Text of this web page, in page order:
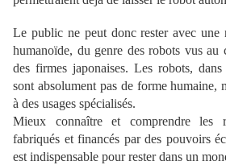
Le public ne peut donc rester avec une
humanoïde, du genre des robots vus au
des firmes japonaises. Les robots,
sont absolument pas de forme humaine,
à des usages spécialisés.
Mieux connaître et comprendre les
fabriqués et financés par des pouvoirs
est indispensable pour rester dans un